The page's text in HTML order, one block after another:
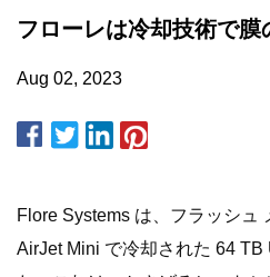
フローレは冷却技術で膜
Aug 02, 2023
Flore Systems は、フラッシュ
AirJet Mini で冷却された 64 TB